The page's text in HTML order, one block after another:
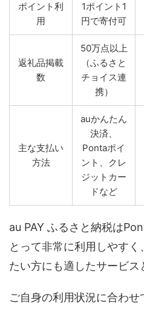
ポイント利
用
1ポイント1
円で寄付可
返礼品掲載
数
50万点以上
（ふるさと
チョイス連
携）
主な支払い
方法
auかんたん
決済、
Pontaポイ
ント、クレ
ジットカー
ドなど
au PAY ふるさと納税は
とって非常に利用しやす
たい方にも適したサービス
ご自身の利用状況に合わ